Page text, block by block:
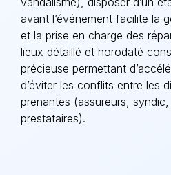
avant l’événement facilite la
et la prise en charge des
lieux détaillé et horodaté
précieuse permettant
d’éviter les conflits entre les
prenantes (assureurs,
prestataires).